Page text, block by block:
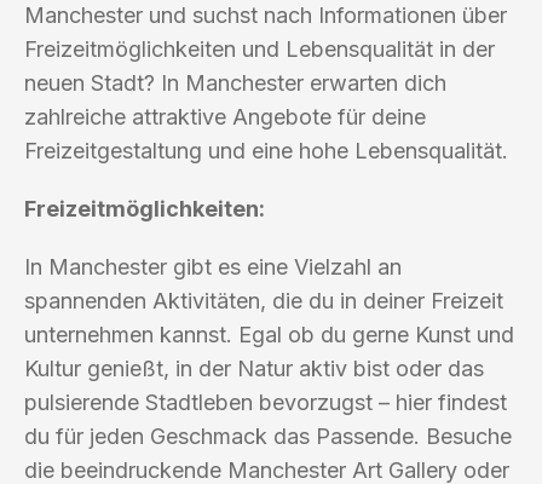
Manchester und suchst nach Informationen über
Freizeitmöglichkeiten und Lebensqualität in der
neuen Stadt? In Manchester erwarten dich
zahlreiche attraktive Angebote für deine
Freizeitgestaltung und eine hohe Lebensqualität.
Freizeitmöglichkeiten:
In Manchester gibt es eine Vielzahl an
spannenden Aktivitäten, die du in deiner Freizeit
unternehmen kannst. Egal ob du gerne Kunst und
Kultur genießt, in der Natur aktiv bist oder das
pulsierende Stadtleben bevorzugst – hier findest
du für jeden Geschmack das Passende. Besuche
die beeindruckende Manchester Art Gallery oder